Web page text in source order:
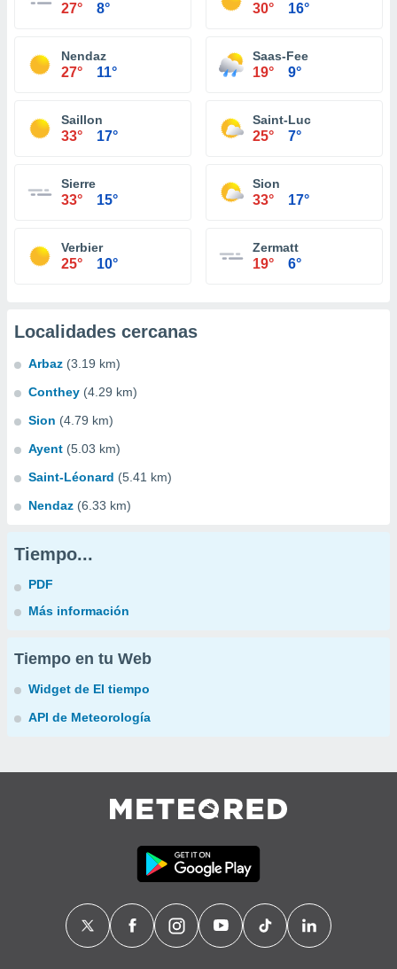
27° 8° 30° 16°
Nendaz
27° 11°
Saas-Fee
19° 9°
Saillon
33° 17°
Saint-Luc
25° 7°
Sierre
33° 15°
Sion
33° 17°
Verbier
25° 10°
Zermatt
19° 6°
Localidades cercanas
Arbaz (3.19 km)
Conthey (4.29 km)
Sion (4.79 km)
Ayent (5.03 km)
Saint-Léonard (5.41 km)
Nendaz (6.33 km)
Tiempo...
PDF
Más información
Tiempo en tu Web
Widget de El tiempo
API de Meteorología